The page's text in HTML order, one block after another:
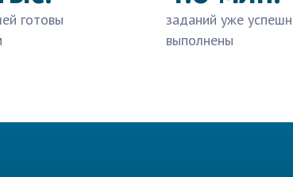
готовы
заданий уже
выполнены